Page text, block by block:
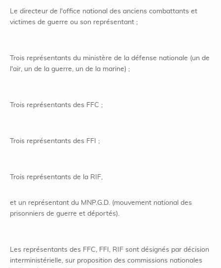
Le directeur de l'office national des anciens combattants et
victimes de guerre ou son représentant ;
Trois représentants du ministère de la défense nationale (un de
l'air, un de la guerre, un de la marine) ;
Trois représentants des FFC ;
Trois représentants des FFI ;
Trois représentants de la RIF,
et un représentant du MNP.G.D. (mouvement national des
prisonniers de guerre et déportés).
Les représentants des FFC, FFI, RIF sont désignés par décision
interministérielle, sur proposition des commissions nationales